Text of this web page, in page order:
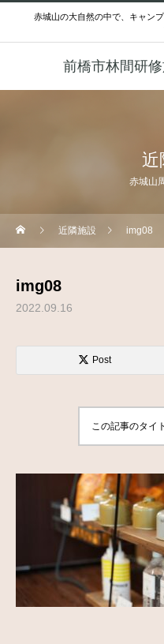
赤城山の大自然の中で、キャン
前橋市林間研
近
赤城山
近隣施設 img08
img08
2022.09.16
Post
この記事のタイ